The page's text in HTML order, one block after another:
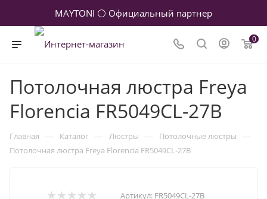
MAYTONI ⚪ Официальный партнер
0
Потолочная люстра Freya
Florencia FR5049CL-27B
Главная — Каталог — Люстры — Потолочные люстры —
Потолочная люстра Freya Florencia FR5049CL-27B
Артикул: FR5049CL-27B